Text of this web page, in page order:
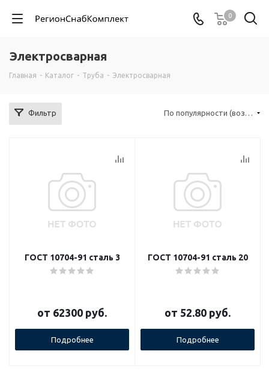
0
Электросварная
Главная - Каталог - Труба - Электросварная
Фильтр По популярности (возрастание)
ГОСТ 10704-91 сталь 3
от 62300 руб.
Подробнее
ГОСТ 10704-91 сталь 20
от 52.80 руб.
Подробнее